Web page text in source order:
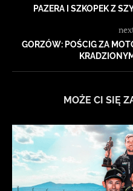
PAZERA I SZKOPEK Z
GORZÓW: POŚCIG ZA
MOŻE CI SIĘ